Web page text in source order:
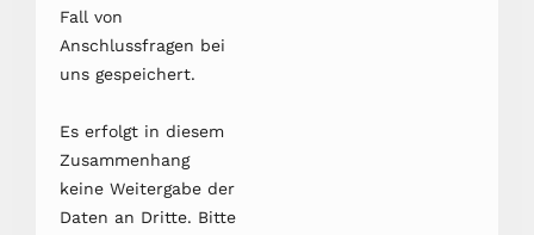
Fall von
Anschlussfragen bei
uns gespeichert.
Es erfolgt in diesem
Zusammenhang
keine Weitergabe der
Daten an Dritte. Bitte